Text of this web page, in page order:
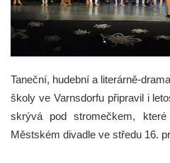
Taneční, hudební a literárně-
školy ve Varnsdorfu připravil i
skrývá pod stromečkem,
Městském divadle ve středu 16.